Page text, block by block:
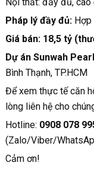
Pháp lý đầy đủ:Hợp
Giá bán: 18,5 tỷ
Dự án Sunwah
Bình Thạnh, TP.HCM
Để xem thực tế căn
lòng liên hệ cho
Hotline: 0908 078
(Zalo/Viber/
Cảm ơn!